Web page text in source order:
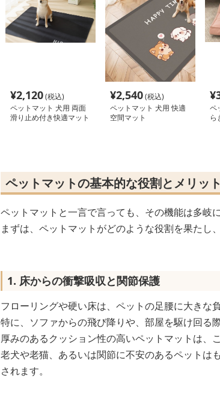
¥2,120(税込)
ペットマット 犬用 両面
滑り止め付き快適マット
¥2,540(税込)
ペットマット 犬用 快適
空間マット
¥
ペ
ら
ペットマットの基本的な役割とメリット
ペットマットと一言で言っても、その機能は多岐
まずは、ペットマットがどのような役割を果たし
1. 床からの衝撃吸収と関節保護
フローリングや硬い床は、ペットの足腰に大きな
特に、ソファからの飛び降りや、部屋を駆け回る
厚みのあるクッション性の高いペットマットは、
老犬や老猫、あるいは関節に不安のあるペットは
されます。